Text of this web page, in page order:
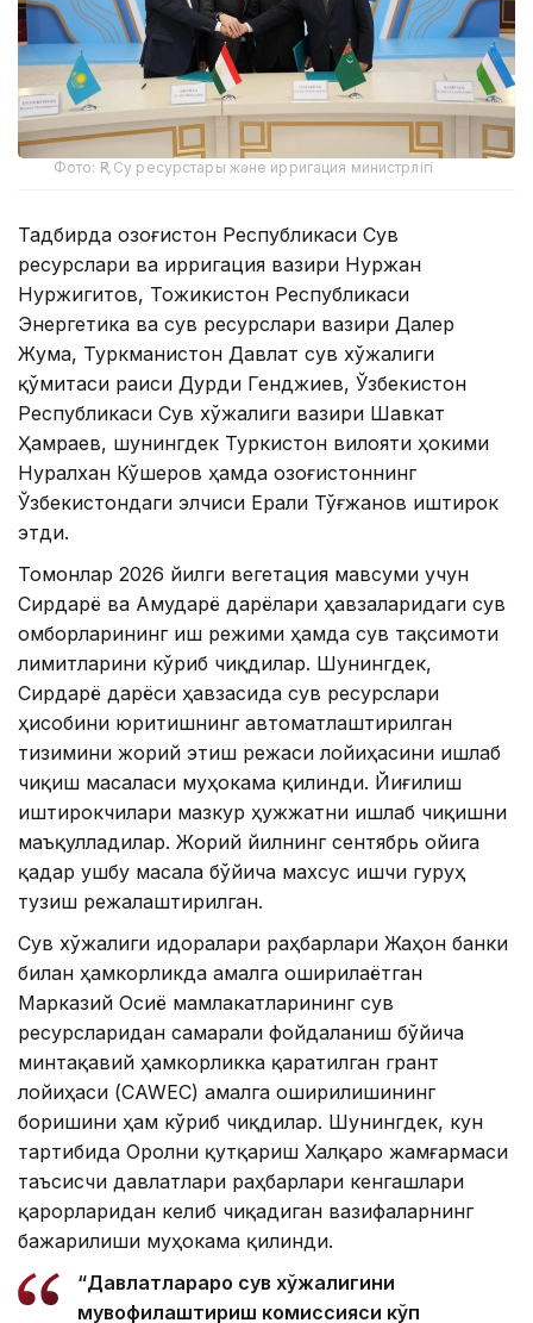
Фото: ҚР Су ресурстары және ирригация министрлігі
Тадбирда Қозоғистон Республикаси Сув
ресурслари ва ирригация вазири Нуржан
Нуржигитов, Тожикистон Республикаси
Энергетика ва сув ресурслари вазири Далер
Жума, Туркманистон Давлат сув хўжалиги
қўмитаси раиси Дурди Генджиев, Ўзбекистон
Республикаси Сув хўжалиги вазири Шавкат
Ҳамраев, шунингдек Туркистон вилояти ҳокими
Нуралхан Кўшеров ҳамда Қозоғистоннинг
Ўзбекистондаги элчиси Ерали Тўғжанов иштирок
этди.
Томонлар 2026 йилги вегетация мавсуми учун
Сирдарё ва Амударё дарёлари ҳавзаларидаги сув
омборларининг иш режими ҳамда сув тақсимоти
лимитларини кўриб чиқдилар. Шунингдек,
Сирдарё дарёси ҳавзасида сув ресурслари
ҳисобини юритишнинг автоматлаштирилган
тизимини жорий этиш режаси лойиҳасини ишлаб
чиқиш масаласи муҳокама қилинди. Йиғилиш
иштирокчилари мазкур ҳужжатни ишлаб чиқишни
маъқулладилар. Жорий йилнинг сентябрь ойига
қадар ушбу масала бўйича махсус ишчи гуруҳ
тузиш режалаштирилган.
Сув хўжалиги идоралари раҳбарлари Жаҳон банки
билан ҳамкорликда амалга оширилаётган
Марказий Осиё мамлакатларининг сув
ресурсларидан самарали фойдаланиш бўйича
минтақавий ҳамкорликка қаратилган грант
лойиҳаси (CAWEC) амалга оширилишининг
боришини ҳам кўриб чиқдилар. Шунингдек, кун
тартибида Оролни қутқариш Халқаро жамғармаси
таъсисчи давлатлари раҳбарлари кенгашлари
қарорларидан келиб чиқадиган вазифаларнинг
бажарилиши муҳокама қилинди.
“Давлатлараро сув хўжалигини
мувофиқлаштириш комиссияси кўп